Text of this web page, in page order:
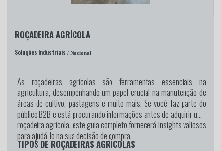
ROÇADEIRA AGRÍCOLA
Soluções Industriais / Nacional
As roçadeiras agrícolas são ferramentas essenciais na
agricultura, desempenhando um papel crucial na manutenção de
áreas de cultivo, pastagens e muito mais. Se você faz parte do
público B2B e está procurando informações antes de adquirir uma
roçadeira agrícola, este guia completo fornecerá insights valiosos
para ajudá-lo na sua decisão de compra.
TIPOS DE ROÇADEIRAS AGRÍCOLAS